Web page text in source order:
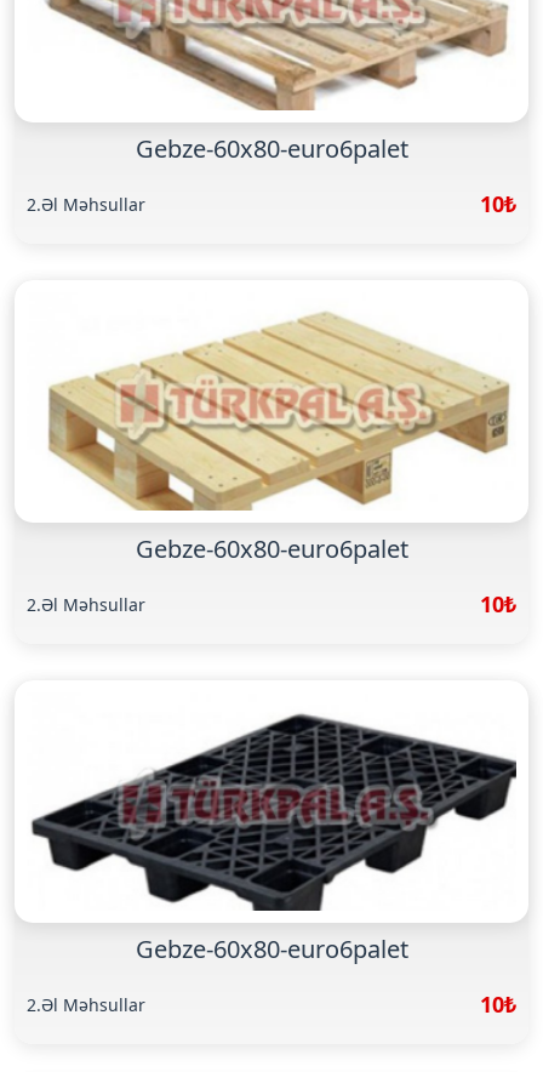
Gebze-60x80-euro6palet
2.Əl Məhsullar 10₺
Gebze-60x80-euro6palet
2.Əl Məhsullar 10₺
Gebze-60x80-euro6palet
2.Əl Məhsullar 10₺